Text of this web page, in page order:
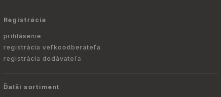
Registrácia
prihlásenie
registrácia veľkoodberateľa
registrácia dodávateľa
Ďalší sortiment